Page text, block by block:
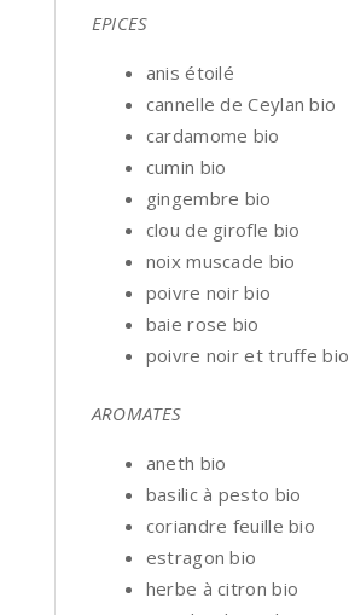
EPICES
anis étoilé
cannelle de Ceylan bio
cardamome bio
cumin bio
gingembre bio
clou de girofle bio
noix muscade bio
poivre noir bio
baie rose bio
poivre noir et truffe bio
AROMATES
aneth bio
basilic à pesto bio
coriandre feuille bio
estragon bio
herbe à citron bio